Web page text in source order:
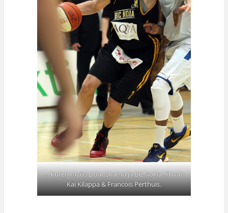
… kuten myös Eldar Skamo ja BC Nokia. Kuvat:
Kai Kilappa & Francois Perthuis.